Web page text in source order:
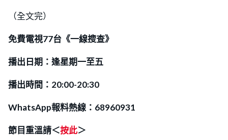
（全文完）
免費電視77台《一線搜查》
播出日期：逢星期一至五
播出時間：20:00-20:30
WhatsApp報料熱線：68960931
節目重溫請＜按此＞